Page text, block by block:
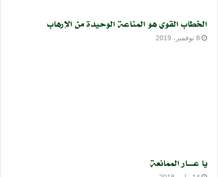
الخطاب القوي هو المناعة الوحيدة من الإرهاب
8 نوفمبر، 2019
يا عــــار الممانعة